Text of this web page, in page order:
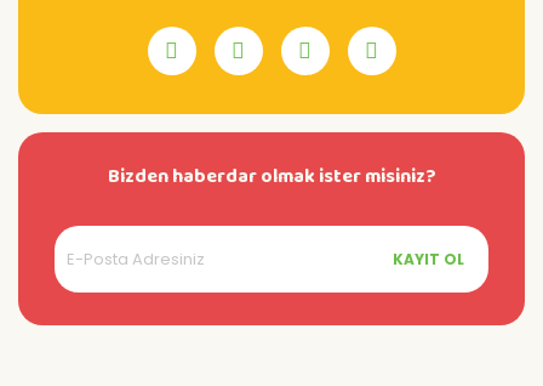
Bizden haberdar olmak ister misiniz?
KAYIT OL